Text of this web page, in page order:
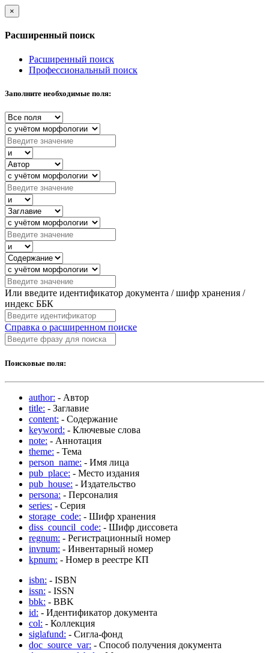
×
Расширенный поиск
Расширенный поиск
Профессиональный поиск
Заполните необходимые поля:
Или введите идентификатор документа / шифр хранения /
индекс ББК
Справка о расширенном поиске
Поисковые поля:
author: - Автор
title: - Заглавие
content: - Содержание
keyword: - Ключевые слова
note: - Аннотация
theme: - Тема
person_name: - Имя лица
pub_place: - Место издания
pub_house: - Издательство
persona: - Персоналия
series: - Серия
storage_code: - Шифр хранения
diss_council_code: - Шифр диссовета
regnum: - Регистрационный номер
invnum: - Инвентарный номер
kpnum: - Номер в реестре КП
isbn: - ISBN
issn: - ISSN
bbk: - BBK
id: - Идентификатор документа
col: - Коллекция
siglafund: - Сигла-фонд
doc_source_var: - Способ получения документа